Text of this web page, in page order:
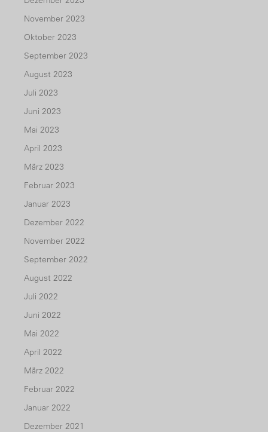
November 2023
Oktober 2023
September 2023
August 2023
Juli 2023
Juni 2023
Mai 2023
April 2023
März 2023
Februar 2023
Januar 2023
Dezember 2022
November 2022
September 2022
August 2022
Juli 2022
Juni 2022
Mai 2022
April 2022
März 2022
Februar 2022
Januar 2022
Dezember 2021